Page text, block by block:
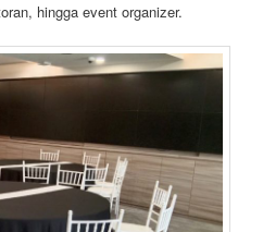
hingga event organizer.